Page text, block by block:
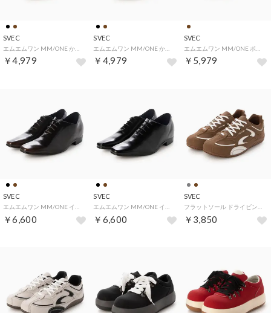
SVEC
￥4,979
SVEC
￥4,979
SVEC
￥5,979
SVEC
￥6,600
SVEC
￥6,600
SVEC
￥3,850